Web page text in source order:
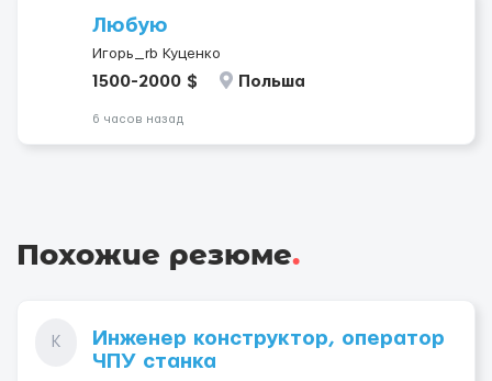
Любую
Игорь_rb Куценко
1500-2000 $ Польша
6 часов назад
Похожие резюме.
K
Инженер конструктор, оператор
ЧПУ станка